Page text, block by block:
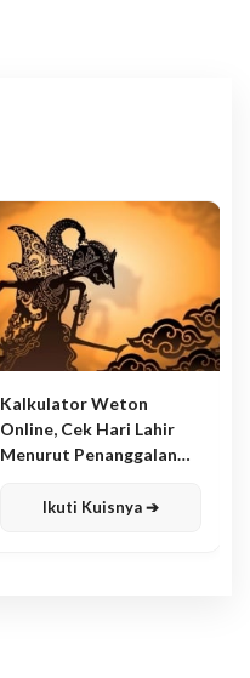
Kalkulator Weton
Online, Cek Hari Lahir
Menurut Penanggalan
Ikuti Kuisnya ➔